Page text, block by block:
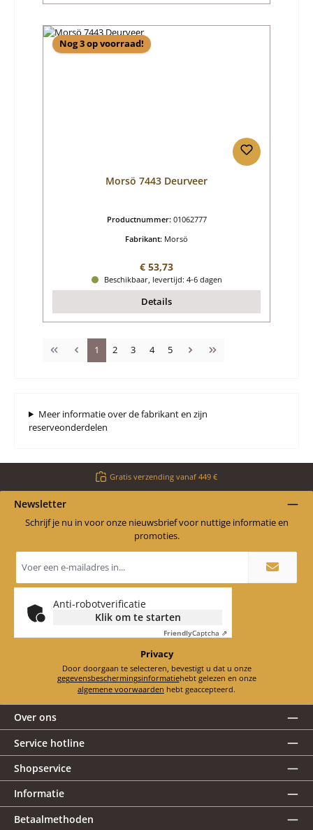
Nog 3 op voorraad!
Morsö 7443 Deurveer
Productnummer: 01062777
Fabrikant: Morsö
Normale prijs:
€ 53,73
Beschikbaar, levertijd: 4-6 dagen
Details
Pagina
1 Pagina
2 Pagina
3 Pagina
4 Pagina
5
Meer informatie over de fabrikant en zijn
reserveonderdelen
Gratis verzending vanaf 449 €
Newsletter
Schrijf je nu in voor onze nieuwsbrief voor nuttige informatie en
promoties.
mailadres
Anti-robotverificatie
Klik om te starten
FriendlyCaptcha ⇗
Privacy
Door doorgaan te selecteren, bevestigt u dat u onze
gegevensbeschermingsinformatie
hebt gelezen en onze
algemene voorwaarden hebt geaccepteerd.
Over ons
Service hotline
Shopservice
Informatie
Betaalmethoden